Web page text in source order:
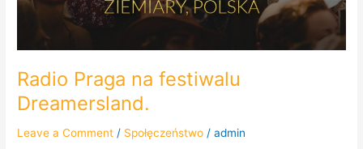
Radio Praga na festiwalu
Dreamersland.
Leave a Comment / Społęczeństwo /admin